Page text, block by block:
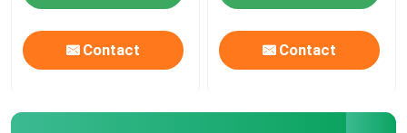
Contact Contact